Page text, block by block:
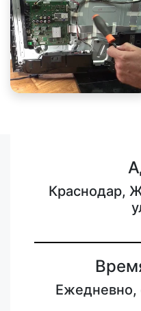
Краснодар,
Ежедневно,